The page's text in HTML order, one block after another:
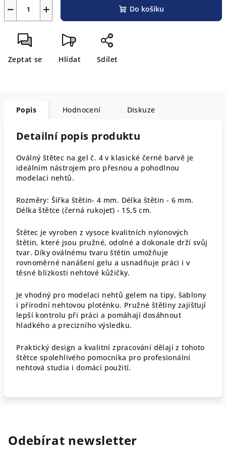
+
− Do košíku
Zeptat se Hlídat Sdílet
Popis Hodnocení Diskuze
Detailní popis produktu
Oválný štětec na gel č. 4 v klasické černé barvě je
ideálním nástrojem pro přesnou a pohodlnou
modelaci nehtů.
Rozměry: Šířka štětin- 4 mm. Délka štětin - 6 mm.
Délka štětce (černá rukojeť) - 15,5 cm.
Štětec je vyroben z vysoce kvalitních nylonových
štětin, které jsou pružné, odolné a dokonale drží svůj
tvar. Díky oválnému tvaru štětin umožňuje
rovnoměrné nanášení gelu a usnadňuje práci i v
těsné blízkosti nehtové kůžičky.
Je vhodný pro modelaci nehtů gelem na tipy, šablony
i přírodní nehtovou ploténku. Pružné štětiny zajišťují
lepší kontrolu při práci a pomáhají dosáhnout
hladkého a precizního výsledku.
Praktický design a kvalitní zpracování dělají z tohoto
štětce spolehlivého pomocníka pro profesionální
nehtová studia i domácí použití.
Odebírat newsletter